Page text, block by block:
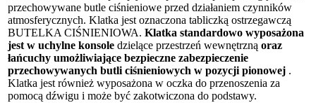
przechowywane butle ciśnieniowe przed działaniem czynników
atmosferycznych. Klatka jest oznaczona tabliczką ostrzegawczą
BUTELKA CIŚNIENIOWA. Klatka standardowo wyposażona
jest w uchylne konsole dzielące przestrzeń wewnętrzną oraz
łańcuchy umożliwiające bezpieczne zabezpieczenie
przechowywanych butli ciśnieniowych w pozycji pionowej .
Klatka jest również wyposażona w oczka do przenoszenia za
pomocą dźwigu i może być zakotwiczona do podstawy.